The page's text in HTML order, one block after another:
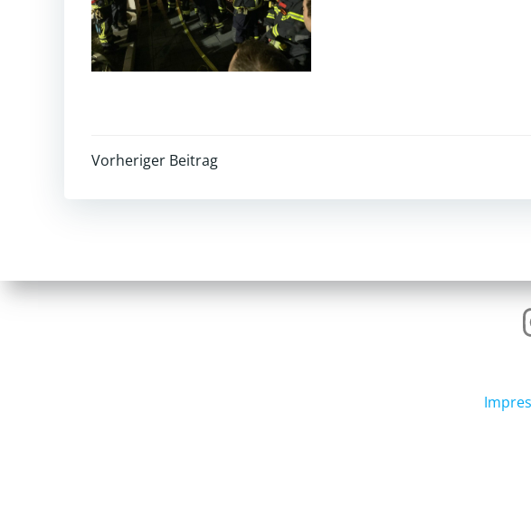
Post
navigation
Vorheriger Beitrag